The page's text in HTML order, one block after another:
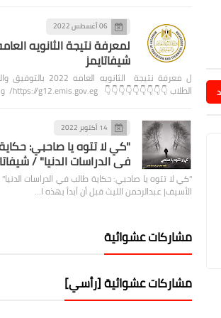
06 أغسطس 2022
شيفاتايمز
ل معرفة نتيجة الثانويه
الطلاب 👇👇👇👇👇👇👇👇👇 https://g12.emis.gov.eg/ وال…
14 أكتوبر 2022
"كي لا تتوه يا صاحبي:
في الدراسات الدنيا" /
"كي لا تتوه يا صاحبي: حكاية طالب في الدراسات
الأسيف| عبدالرحمن الليث قبل أن أبدأ بهذه ا…
مشاركات عشوائية
مشاركات عشوائية [رأسي]